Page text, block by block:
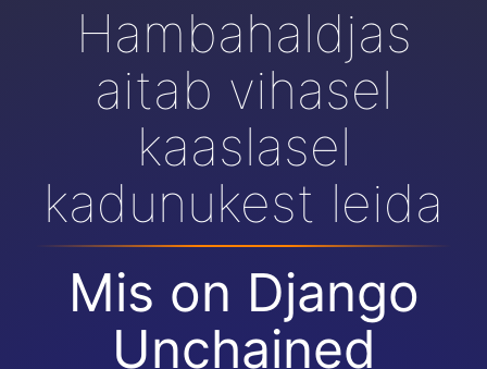
Hambahaldjas
aitab vihasel
kaaslasel
kadunukest leida
Mis on Django
Unchained